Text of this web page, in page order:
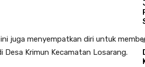
juga menyempatkan diri untuk
Krimun Kecamatan Losarang.